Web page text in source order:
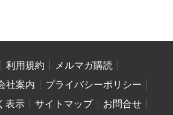
利用規約
メルマガ購読
社案内
プライバシーポリシー
表示
サイトマップ
お問合せ